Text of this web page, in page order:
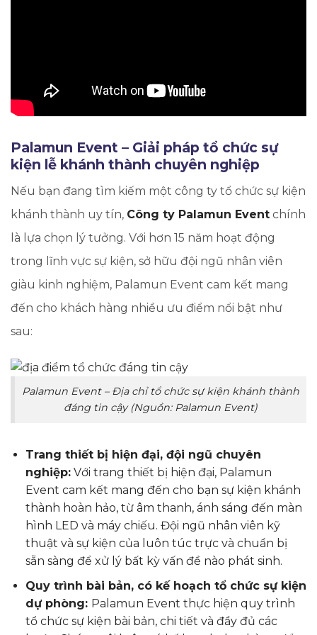
Palamun Event – Giải pháp tổ chức sự
kiện lễ khánh thành chuyên nghiệp
Nếu bạn đang tìm kiếm một công ty tổ chức sự kiện
khánh thành uy tín, Công ty Palamun Event chính
là lựa chọn lý tưởng. Với hơn 15 năm hoạt động
trong lĩnh vực sự kiện, sở hữu đội ngũ nhân viên
giàu kinh nghiệm, Palamun Event cam kết mang
đến cho khách hàng nhiều ưu điểm nổi bật như
sau:
Palamun Event – Địa chỉ tổ chức sự kiện khánh thành
đáng tin cậy (Nguồn: Palamun Event)
Trang thiết bị hiện đại, đội ngũ chuyên
nghiệp:Với trang thiết bị hiện đại, Palamun
Event cam kết mang đến cho bạn sự kiện khánh
thành hoàn hảo, từ âm thanh, ánh sáng đến màn
hình LED và máy chiếu. Đội ngũ nhân viên kỹ
thuật và sự kiện của luôn túc trực và chuẩn bị
sẵn sàng để xử lý bất kỳ vấn đề nào phát sinh.
Quy trình bài bản, có kế hoạch tổ chức sự kiện
dự phòng: Palamun Event thực hiện quy trình
tổ chức sự kiện bài bản, chi tiết và đầy đủ các